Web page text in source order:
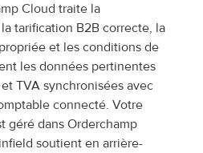
Cloud traite la
tarification B2B correcte, la
et les conditions de
les données pertinentes
TVA synchronisées avec
connecté. Votre
géré dans Orderchamp
soutient en arrière-